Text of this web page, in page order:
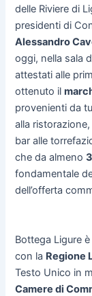
delle Riviere di
presidenti di
Alessandro
oggi, nella sala
attestati alle
ottenuto il
provenienti da
alla
bar alle
che da almeno
fondamentale
dell’offerta
Bottega Ligure
con la Regione
Testo Unico in
Camere di